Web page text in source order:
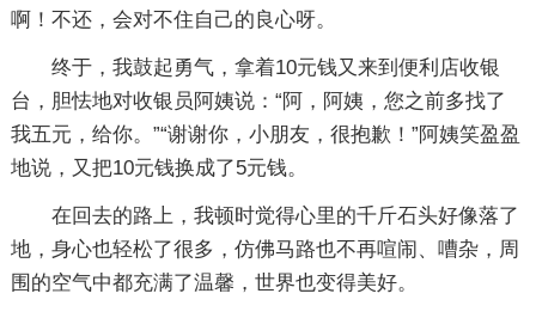
啊！不还，会对不住自己的良心呀。
终于，我鼓起勇气，拿着10元钱又来到便利店收银
台，胆怯地对收银员阿姨说：“阿，阿姨，您之前多找了
我五元，给你。”“谢谢你，小朋友，很抱歉！”阿姨笑盈盈
地说，又把10元钱换成了5元钱。
在回去的路上，我顿时觉得心里的千斤石头好像落了
地，身心也轻松了很多，仿佛马路也不再喧闹、嘈杂，周
围的空气中都充满了温馨，世界也变得美好。